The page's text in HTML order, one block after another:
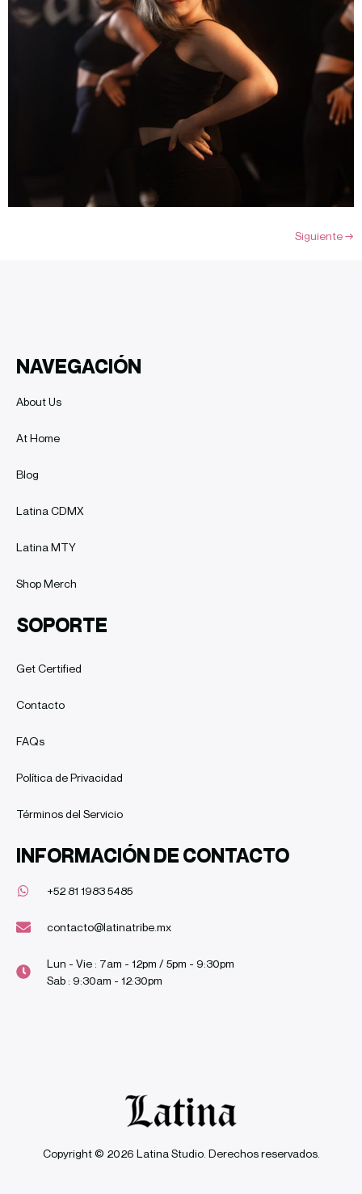
Siguiente→
NAVEGACIÓN
About Us
At Home
Blog
Latina CDMX
Latina MTY
Shop Merch
SOPORTE
Get Certified
Contacto
FAQs
Política de Privacidad
Términos del Servicio
INFORMACIÓN DE CONTACTO
+52 81 1983 5485
contacto@latinatribe.mx
Lun - Vie : 7am - 12pm / 5pm - 9:30pm
Sab : 9:30am - 12:30pm
Copyright © 2026 Latina Studio. Derechos reservados.